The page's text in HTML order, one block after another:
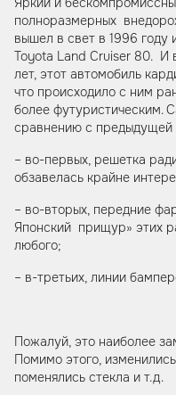
полноразмерных
вышел в свет в 1996
Toyota Land Cruiser 80. И
лет, этот автомобиль
что происходило с ним
более футуристическим.
сравнению с предыдущей
– во-первых, решетка
обзавелась крайне
– во-вторых, передние
Японский прищур» этих
любого;
– в-третьих, линии
Пожалуй, это наиболее
Помимо этого,
поменялись стекла и т.д.